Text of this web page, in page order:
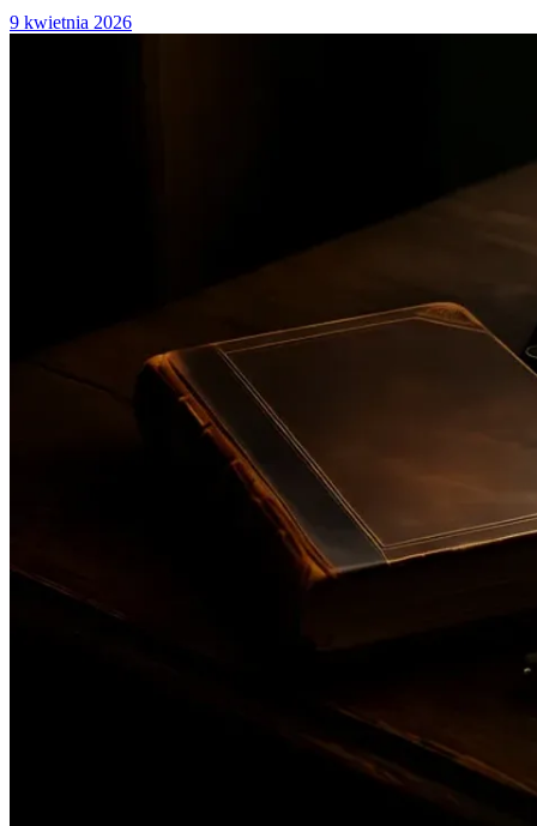
9 kwietnia 2026